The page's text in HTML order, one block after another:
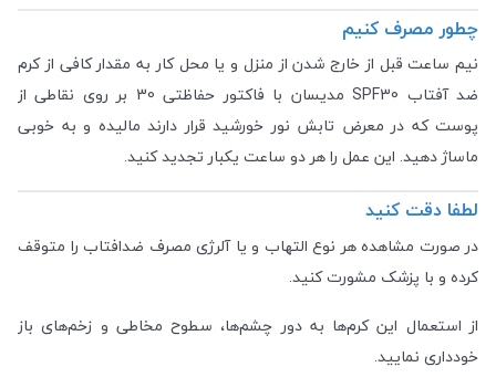
چطور مصرف کنیم
نیم ساعت قبل از خارج شدن از منزل و یا محل کار به مقدار کافی از کرم
ضد آفتاب SPF30 مدیسان با فاکتور حفاظتی 30 بر روی نقاطی از
پوست که در معرض تابش نور خورشید قرار دارند مالیده و به خوبی
ماساژ دهید. این عمل را هر دو ساعت یکبار تجدید کنید.
لطفا دقت کنید
در صورت مشاهده هر نوع التهاب و یا آلرژی مصرف ضدافتاب را متوقف
کرده و با پزشک مشورت کنید.
از استعمال این کرم‌ها به دور چشم‌ها، سطوح مخاطی و زخم‌های باز
خودداری نمایید.